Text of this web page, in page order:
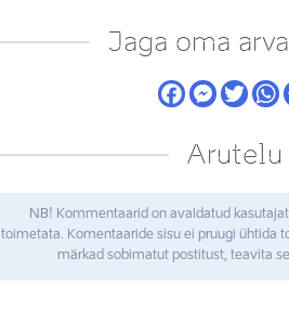
Jaga oma
Arutelu
NB! Kommentaarid on avaldatud
toimetata. Komentaaride sisu ei pruugi ühtida
märkad sobimatut postitust, teavita